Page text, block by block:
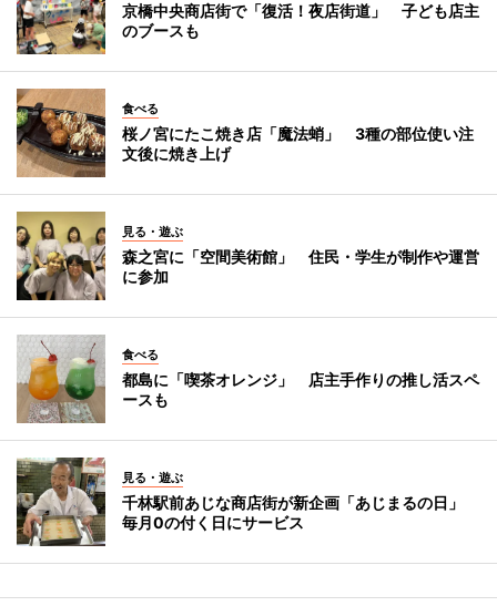
京橋中央商店街で「復活！夜店街道」 子ども店主
のブースも
食べる
桜ノ宮にたこ焼き店「魔法蛸」 3種の部位使い注
文後に焼き上げ
見る・遊ぶ
森之宮に「空間美術館」 住民・学生が制作や運営
に参加
食べる
都島に「喫茶オレンジ」 店主手作りの推し活スペ
ースも
見る・遊ぶ
千林駅前あじな商店街が新企画「あじまるの日」
毎月0の付く日にサービス